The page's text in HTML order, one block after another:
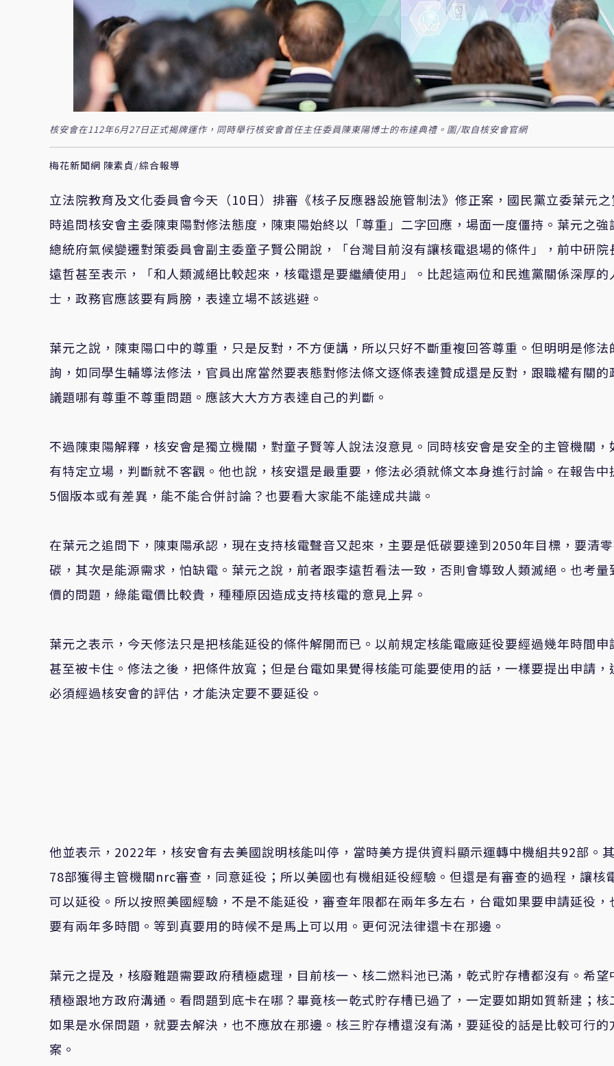
核安會在112年6月27日正式揭牌運作，同時舉行核安會首任主任委員陳東陽博士的布達典禮。圖/取自核安會官網
梅花新聞網 陳素貞/綜合報導
立法院教育及文化委員會今天（10日）排審《核子反應器設施管制法》修正案，國民黨立委葉元之
時追問核安會主委陳東陽對修法態度，陳東陽始終以「尊重」二字回應，場面一度僵持。葉元之強
總統府氣候變遷對策委員會副主委童子賢公開說，「台灣目前沒有讓核電退場的條件」，前中研院
遠哲甚至表示，「和人類滅絕比較起來，核電還是要繼續使用」。比起這兩位和民進黨關係深厚的
士，政務官應該要有肩膀，表達立場不該逃避。
葉元之說，陳東陽口中的尊重，只是反對，不方便講，所以只好不斷重複回答尊重。但明明是修法
詢，如同學生輔導法修法，官員出席當然要表態對修法條文逐條表達贊成還是反對，跟職權有關的
議題哪有尊重不尊重問題。應該大大方方表達自己的判斷。
不過陳東陽解釋，核安會是獨立機關，對童子賢等人說法沒意見。同時核安會是安全的主管機關，
有特定立場，判斷就不客觀。他也說，核安還是最重要，修法必須就條文本身進行討論。在報告中
5個版本或有差異，能不能合併討論？也要看大家能不能達成共識。
在葉元之追問下，陳東陽承認，現在支持核電聲音又起來，主要是低碳要達到2050年目標，要清
碳，其次是能源需求，怕缺電。葉元之說，前者跟李遠哲看法一致，否則會導致人類滅絕。也考量
價的問題，綠能電價比較貴，種種原因造成支持核電的意見上昇。
葉元之表示，今天修法只是把核能延役的條件解開而已。以前規定核能電廠延役要經過幾年時間申
甚至被卡住。修法之後，把條件放寬；但是台電如果覺得核能可能要使用的話，一樣要提出申請，
必須經過核安會的評估，才能決定要不要延役。
他並表示，2022年，核安會有去美國說明核能叫停，當時美方提供資料顯示運轉中機組共92部。
78部獲得主管機關nrc審查，同意延役；所以美國也有機組延役經驗。但還是有審查的過程，讓核
可以延役。所以按照美國經驗，不是不能延役，審查年限都在兩年多左右，台電如果要申請延役，
要有兩年多時間。等到真要用的時候不是馬上可以用。更何況法律還卡在那邊。
葉元之提及，核廢難題需要政府積極處理，目前核一、核二燃料池已滿，乾式貯存槽都沒有。希望
積極跟地方政府溝通。看問題到底卡在哪？畢竟核一乾式貯存槽已過了，一定要如期如質新建；核
如果是水保問題，就要去解決，也不應放在那邊。核三貯存槽還沒有滿，要延役的話是比較可行的
案。